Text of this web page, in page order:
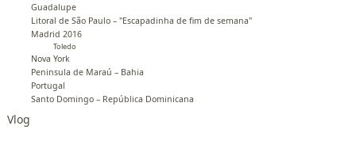
Guadalupe
Litoral de São Paulo – "Escapadinha de fim de semana"
Madrid 2016
Toledo
Nova York
Peninsula de Maraú – Bahia
Portugal
Santo Domingo – República Dominicana
Vlog